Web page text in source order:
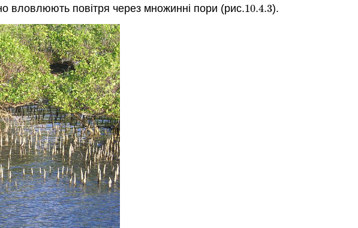
вловлюють повітря через множинні пори (рис.10.4.3
10.4.3).